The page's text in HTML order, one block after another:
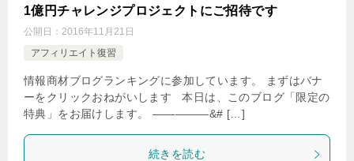
1億円チャレンジプロジェクトにご招待です
公開日： 2016年11月21日
アフィリエイト復習
情報商材ブログランキングに参加しています。 まずはバナ
ーをクリックおねがいします 本日は、このブログ「限定の
特典」をお届けします。 —————&# […]
続きを読む